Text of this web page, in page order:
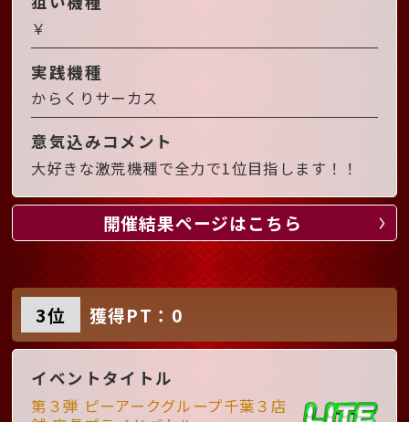
￥
実践機種
からくりサーカス
意気込みコメント
大好きな激荒機種で全力で1位目指します！！
開催結果ページはこちら
3位 獲得PT：0
イベントタイトル
第３弾 ピーアークグループ千葉３店